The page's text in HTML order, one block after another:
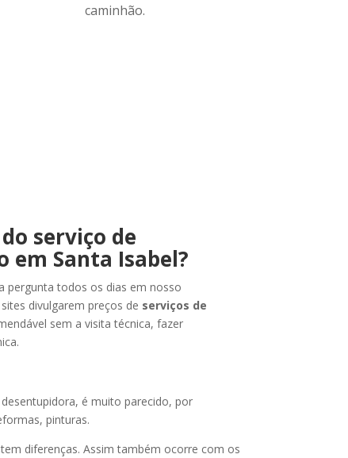
caminhão.
do serviço de
em Santa Isabel?
pergunta todos os dias em nosso
divulgarem preços de serviços de
sem a visita técnica, fazer
é muito parecido, por
pinturas.
diferenças. Assim também ocorre com os